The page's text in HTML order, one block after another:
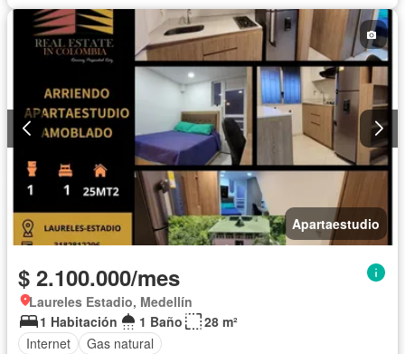
Apartaestudio
$ 2.100.000/mes
Laureles Estadio, Medellín
1 Habitación
1 Baño
28 m²
Internet
Gas natural